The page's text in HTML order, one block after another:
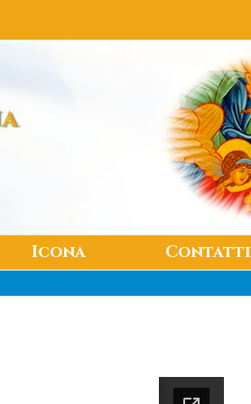
Icona Contatti